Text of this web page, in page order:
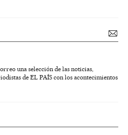
una selección de las noticias,
de EL PAÍS con los acontecimientos